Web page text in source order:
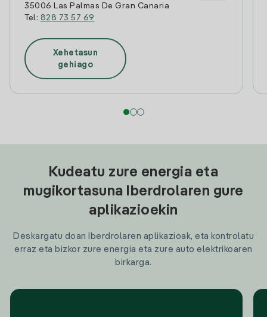
35006 Las Palmas De Gran Canaria
Tel: 828 73 57 69
Xehetasun
gehiago
Kudeatu zure energia eta
mugikortasuna Iberdrolaren gure
aplikazioekin
Deskargatu doan Iberdrolaren aplikazioak, eta kontrolatu
erraz eta bizkor zure energia eta zure auto elektrikoaren
birkarga.